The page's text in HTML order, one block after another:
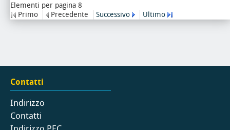
Elementi per pagina 8
Primo
Precedente Successivo Ultimo
Contatti
Indirizzo
Contatti